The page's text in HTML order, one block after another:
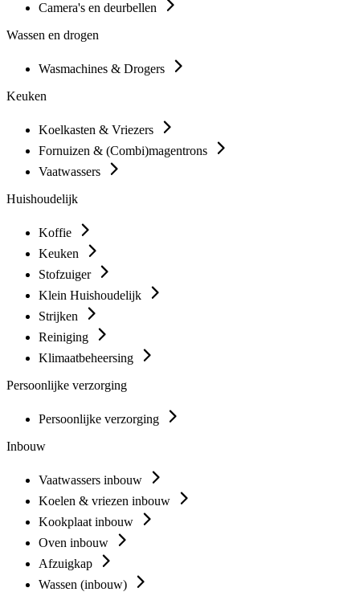
Camera's en deurbellen
Wassen en drogen
Wasmachines & Drogers
Keuken
Koelkasten & Vriezers
Fornuizen & (Combi)magentrons
Vaatwassers
Huishoudelijk
Koffie
Keuken
Stofzuiger
Klein Huishoudelijk
Strijken
Reiniging
Klimaatbeheersing
Persoonlijke verzorging
Persoonlijke verzorging
Inbouw
Vaatwassers inbouw
Koelen & vriezen inbouw
Kookplaat inbouw
Oven inbouw
Afzuigkap
Wassen (inbouw)